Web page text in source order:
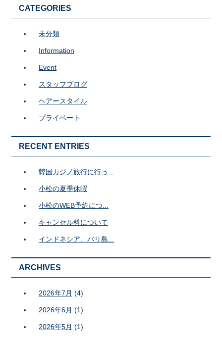
CATEGORIES
未分類
Information
Event
スタッフブログ
ヘアースタイル
プライベート
RECENT ENTRIES
韓国カジノ旅行に行っ...
小松の夏季休暇
小松のWEB予約につ...
キャンセル料について
インドネシア、バリ島...
ARCHIVES
2026年7月 (4)
2026年6月 (1)
2026年5月 (1)